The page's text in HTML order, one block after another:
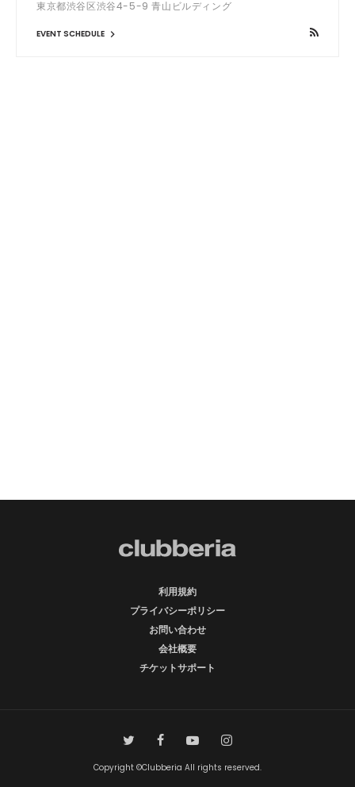
東京都渋谷区渋谷4-5-9 青山ビルディング
EVENT SCHEDULE
利用規約
プライバシーポリシー
お問い合わせ
会社概要
チケットサポート
Copyright ©Clubberia All rights reserved.